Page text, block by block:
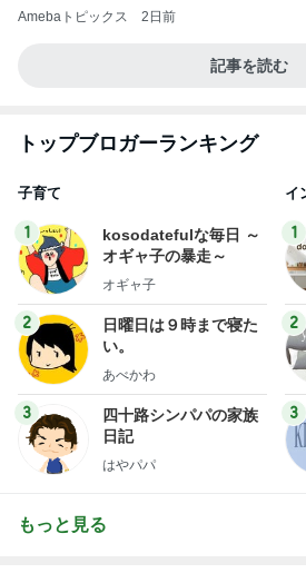
Amebaトピックス 2日前
記事を読む
トップブロガーランキング
子育て
1
kosodatefulな毎日 ～
オギャ子の暴走～
オギャ子
2
日曜日は９時まで寝た
い。
あべかわ
3
四十路シンパパの家族
日記
はやパパ
イ
1
2
3
もっと見る